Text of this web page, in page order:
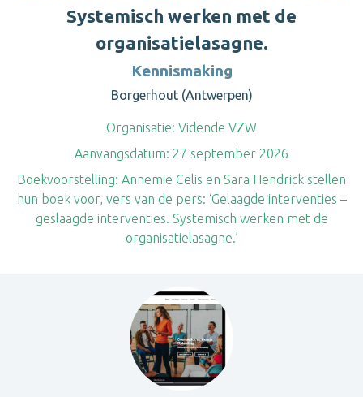
Systemisch werken met de
organisatielasagne.
Kennismaking
Borgerhout (Antwerpen)
Organisatie: Vidende VZW
Aanvangsdatum: 27 september 2026
Boekvoorstelling: Annemie Celis en Sara Hendrick stellen
hun boek voor, vers van de pers: ‘Gelaagde interventies –
geslaagde interventies. Systemisch werken met de
organisatielasagne.’